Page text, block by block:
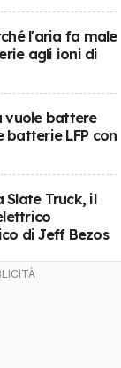
l'aria fa male
agli ioni di
vuole battere
batterie LFP con
Slate Truck, il
di Jeff Bezos